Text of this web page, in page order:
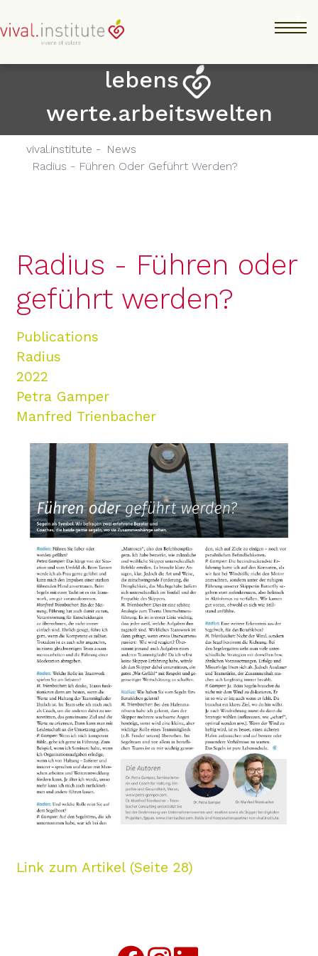
lebens
werte.arbeitswelten
vival.institute - News
Radius - Führen Oder Geführt Werden?
Radius - Führen oder
geführt werden?
Publications
Radius
2022
Petra Gamper
Manfred Trienbacher
Link zum Artikel (Seite 28)